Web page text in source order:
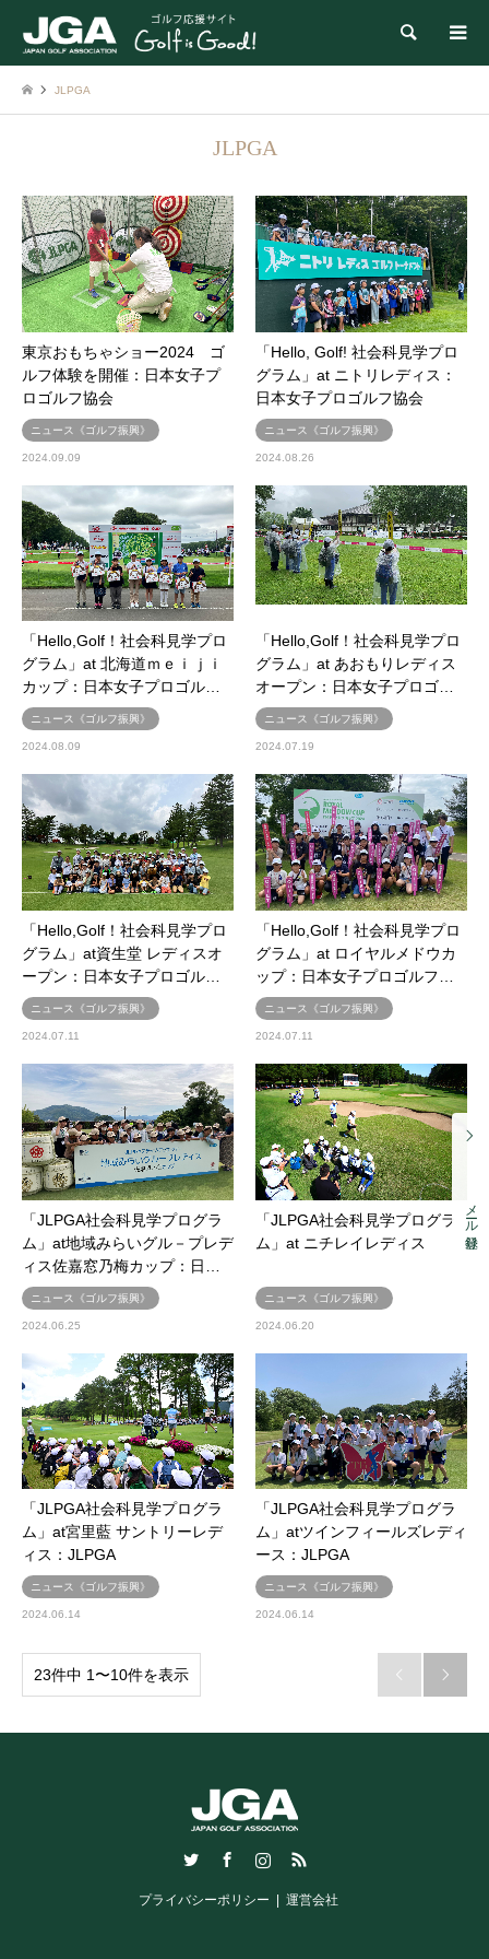
検索
JLPGA
JLPGA
東京おもちゃショー2024 ゴ
ルフ体験を開催：日本女子プ
ロゴルフ協会
ニュース《ゴルフ振興》
2024.09.09
「Hello, Golf! 社会科見学プロ
グラム」at ニトリレディス：
日本女子プロゴルフ協会
ニュース《ゴルフ振興》
2024.08.26
「Hello,Golf！社会科見学プロ
グラム」at 北海道ｍｅｉｊｉ
カップ：日本女子プロゴル…
ニュース《ゴルフ振興》
2024.08.09
「Hello,Golf！社会科見学プロ
グラム」at あおもりレディス
オープン：日本女子プロゴ…
ニュース《ゴルフ振興》
2024.07.19
「Hello,Golf！社会科見学プロ
グラム」at資生堂 レディスオ
ープン：日本女子プロゴル…
ニュース《ゴルフ振興》
2024.07.11
「Hello,Golf！社会科見学プロ
グラム」at ロイヤルメドウカ
ップ：日本女子プロゴルフ…
ニュース《ゴルフ振興》
2024.07.11
「JLPGA社会科見学プログラ
ム」at地域みらいグル－プレデ
ィス佐嘉窓乃梅カップ：日…
ニュース《ゴルフ振興》
2024.06.25
「JLPGA社会科見学プログラ
ム」at ニチレイレディス
ニュース《ゴルフ振興》
2024.06.20
「JLPGA社会科見学プログラ
ム」at宮里藍 サントリーレデ
ィス：JLPGA
ニュース《ゴルフ振興》
2024.06.14
「JLPGA社会科見学プログラ
ム」atツインフィールズレディ
ース：JLPGA
ニュース《ゴルフ振興》
2024.06.14
23件中 1〜10件を表示  
RSS
プライバシーポリシー 運営会社
メール登録